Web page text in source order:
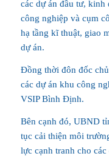
các dự án đầu tư,
công nghiệp và cụm
hạ tầng kĩ thuật, giao
dự án.
Đồng thời đôn đốc
các dự án khu công
VSIP Bình Định.
Bên cạnh đó, UBND
tục cải thiện môi
lực cạnh tranh cho